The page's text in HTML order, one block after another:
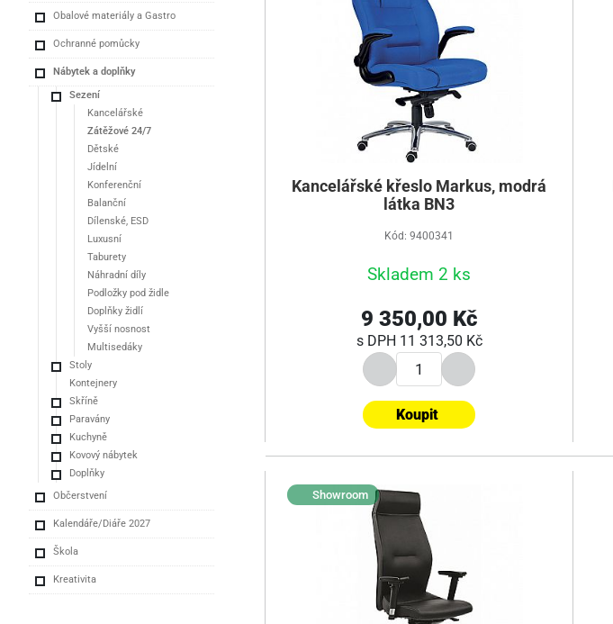
Obalové materiály a Gastro
Ochranné pomůcky
Nábytek a doplňky
Sezení
Kancelářské
Zátěžové 24/7
Dětské
Jídelní
Konferenční
Balanční
Dílenské, ESD
Luxusní
Taburety
Náhradní díly
Podložky pod židle
Doplňky židlí
Vyšší nosnost
Multisedáky
Stoly
Kontejnery
Skříně
Paravány
Kuchyně
Kovový nábytek
Doplňky
Občerstvení
Kalendáře/Diáře 2027
Škola
Kreativita
Kancelářské křeslo Markus, modrá
látka BN3
Kód: 9400341
Skladem 2 ks
9 350,00 Kč
s DPH 11 313,50 Kč
Koupit
Showroom